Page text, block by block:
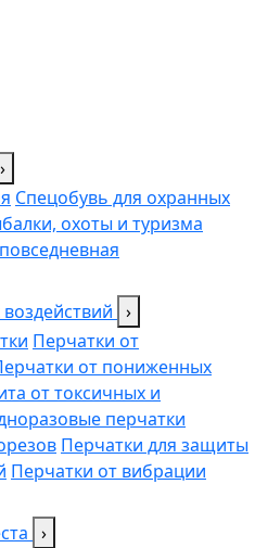
›
Спецобувь для охранных
охоты и туризма
›
Перчатки от
от пониженных
от токсичных и
перчатки
Перчатки для защиты
Перчатки от вибрации
›